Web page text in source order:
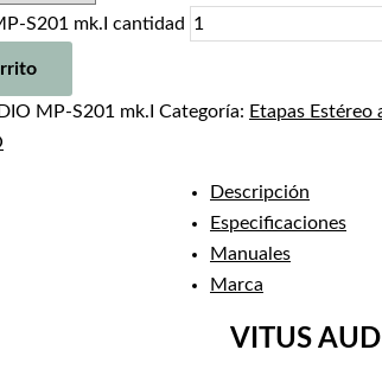
S201 mk.I cantidad
MP-S201 mk.I Categoría: Etapas Estéreo
Descripción
Especificaciones
Manuales
Marca
VITUS